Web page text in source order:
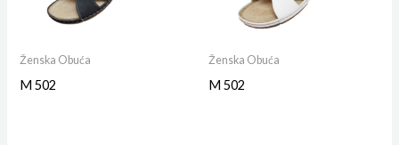
Ženska Obuća
M 502
Ženska Obuća
M 502